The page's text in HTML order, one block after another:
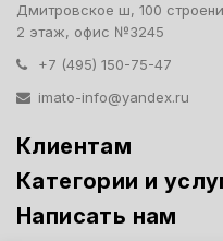
Дмитровское ш, 100
2 этаж, офис №3245
+7 (495) 150-75-47
imato-info@yandex.ru
Клиентам
Категории и
Написать нам